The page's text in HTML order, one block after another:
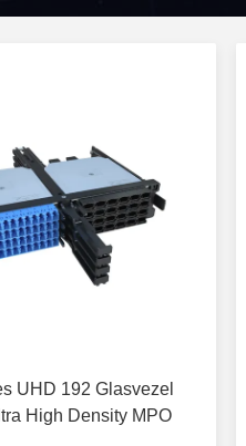
UHD 192 Glasvezel
High Density MPO